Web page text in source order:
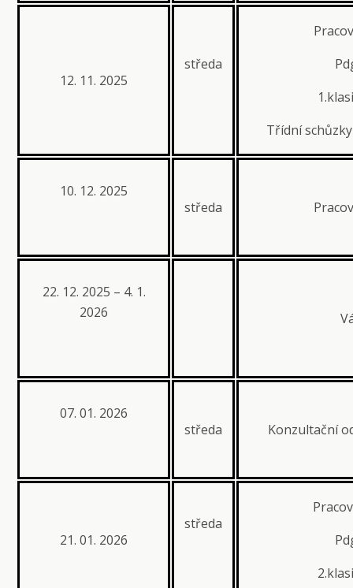
12. 11. 2025
středa
Třídní schůzky
10. 12. 2025
středa
22. 12. 2025 – 4. 1.
2026
07. 01. 2026
středa
Konzultační
21. 01. 2026
středa